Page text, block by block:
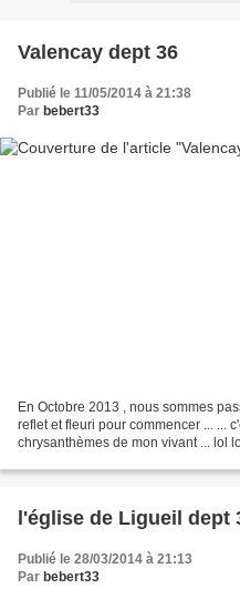
Valencay dept 36
Publié le 11/05/2014 à 21:38
Par bebert33
En Octobre 2013 , nous sommes
reflet et fleuri pour commencer ... ...
chrysanthèmes de mon vivant ... lol
l'église de Ligueil dept
Publié le 28/03/2014 à 21:13
Par bebert33